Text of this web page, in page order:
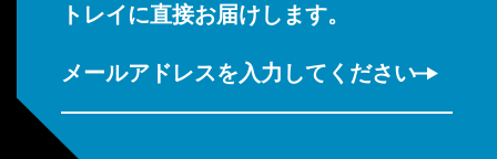
トレイに直接お届けします。
メールアドレスを入力してください